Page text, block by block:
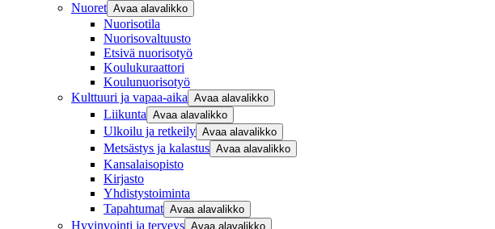
Nuoret Avaa alavalikko
Nuorisotila
Nuorisovaltuusto
Etsivä nuorisotyö
Koulukuraattori
Koulunuorisotyö
Kulttuuri ja vapaa-aika Avaa alavalikko
Liikunta Avaa alavalikko
Ulkoilu ja retkeily Avaa alavalikko
Metsästys ja kalastus Avaa alavalikko
Kansalaisopisto
Kirjasto
Yhdistystoiminta
Tapahtumat Avaa alavalikko
Hyvinvointi ja terveys Avaa alavalikko